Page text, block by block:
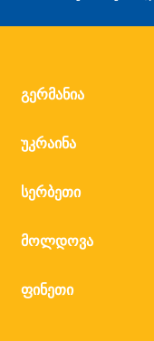
გერმანია
უკრაინა
სერბეთი
მოლდოვა
ფინეთი